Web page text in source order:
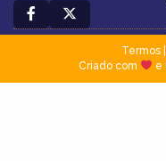
Termos|
Criado com
e